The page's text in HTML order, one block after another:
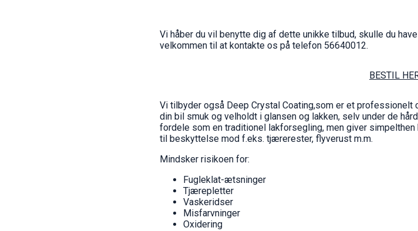
Vi håber du vil benytte dig af dette unikke tilbud, skulle du
velkommen til at kontakte os på telefon 56640012.
BESTIL
Vi tilbyder også Deep Crystal Coating,som er et
din bil smuk og velholdt i glansen og lakken, selv under de
fordele som en traditionel lakforsegling, men giver
til beskyttelse mod f.eks. tjærerester, flyverust m.m.
Mindsker risikoen for:
Fugleklat-ætsninger
Tjærepletter
Vaskeridser
Misfarvninger
Oxidering